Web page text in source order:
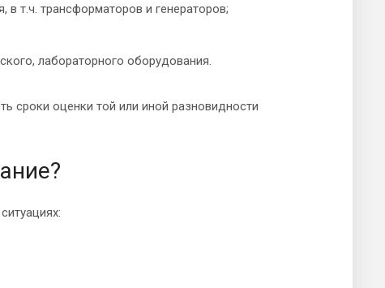
в т.ч. трансформаторов и генераторов;
лабораторного оборудования.
сроки оценки той или иной разновидности